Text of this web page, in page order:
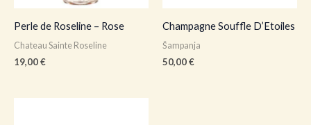
Perle de Roseline – Rose
Chateau Sainte Roseline
19,00€
Champagne Souffle D’Etoiles
Šampanja
50,00€